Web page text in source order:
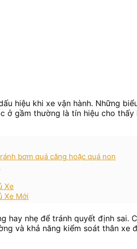
hiệu khi xe vận hành. Những
ở gầm thường là tín hiệu cho
bơm quá căng hoặc quá non
Xe
Xe Mới
hay nhẹ để tránh quyết định sai.
và khả năng kiểm soát thân xe